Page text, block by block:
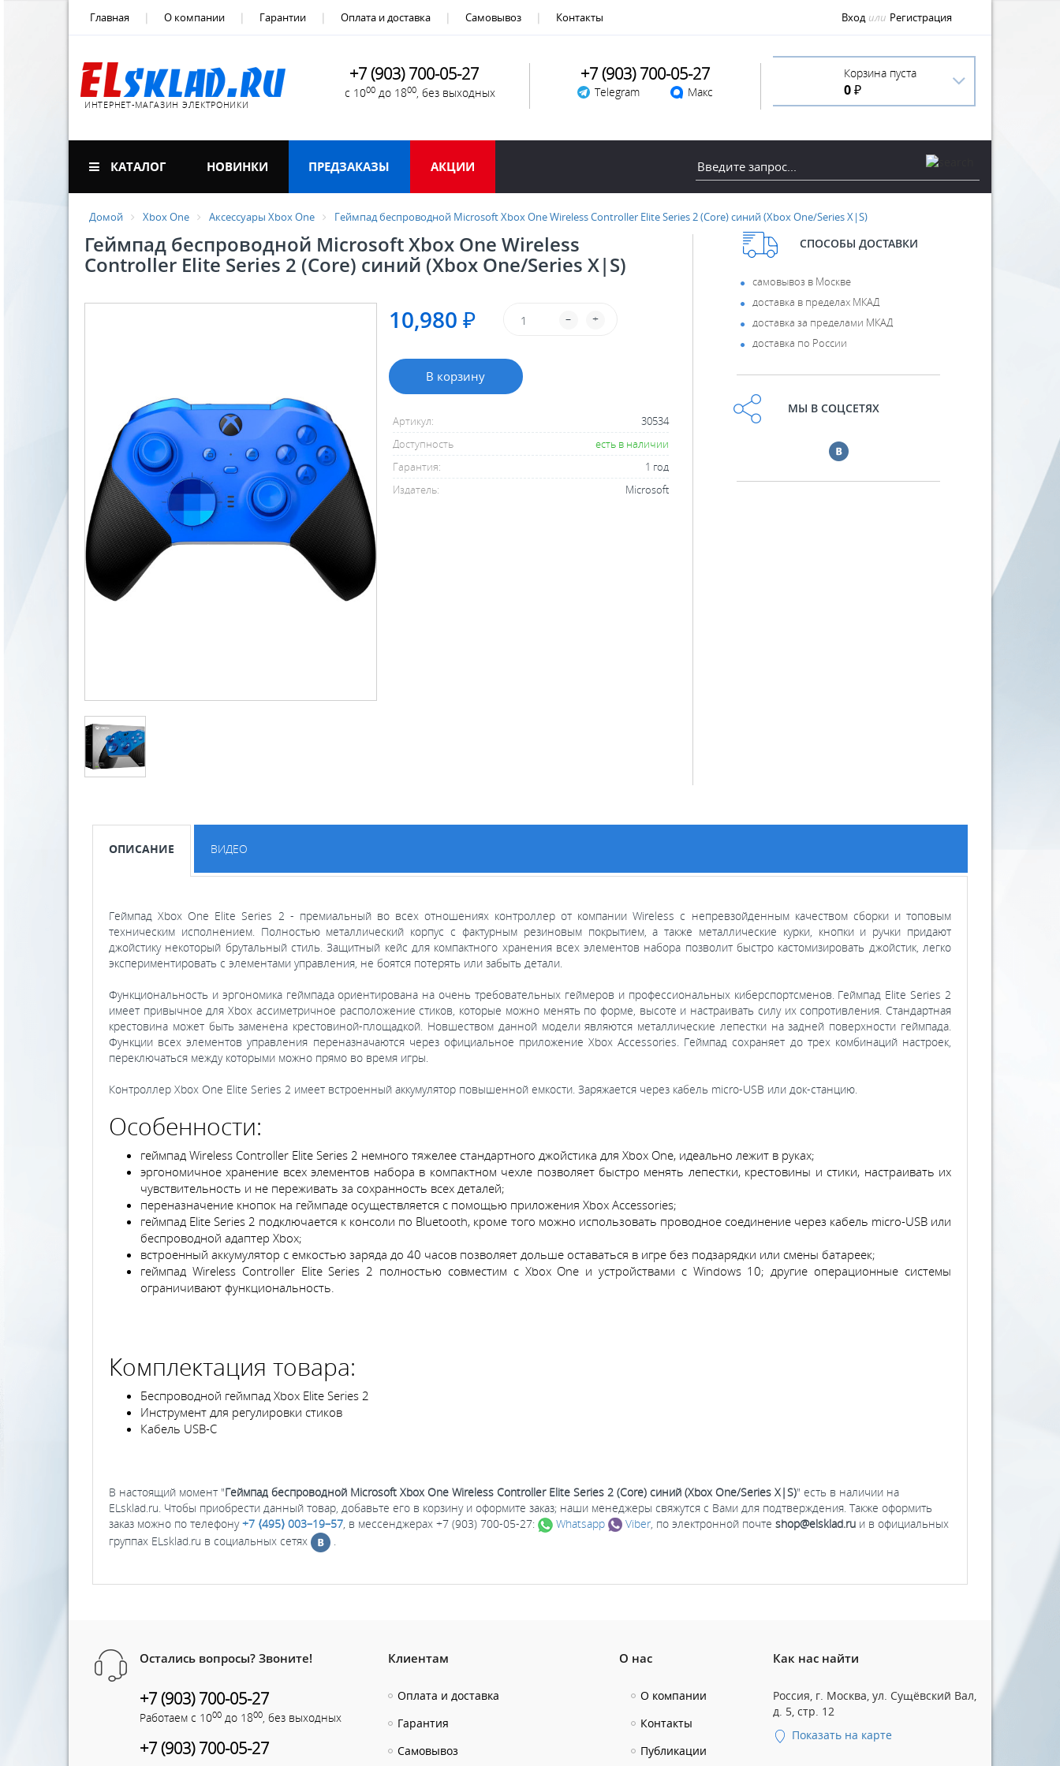
Главная О компании Гарантии Оплата и доставка Самовывоз Контакты Вход или Регистрация
ИНТЕРНЕТ-МАГАЗИН ЭЛЕКТРОНИКИ
+7 (903) 700-05-27
с 1000 до 1800, без выходных
+7 (903) 700-05-27
Telegram Макс
Корзина пуста
0 ₽
КАТАЛОГ НОВИНКИ ПРЕДЗАКАЗЫ АКЦИИ
Домой Xbox One Аксессуары Xbox One Геймпад беспроводной Microsoft Xbox One Wireless Controller Elite Series 2 (Core) синий (Xbox One/Series X|S)
Геймпад беспроводной Microsoft Xbox One Wireless
Controller Elite Series 2 (Core) синий (Xbox One/Series X|S)
10,980 ₽ +
–
В корзину
Артикул:
30534
Доступность
есть в наличии
Гарантия:
1 год
Издатель:
Microsoft
СПОСОБЫ ДОСТАВКИ
самовывоз в Москве
доставка в пределах МКАД
доставка за пределами МКАД
доставка по России
МЫ В СОЦСЕТЯХ
ОПИСАНИЕ ВИДЕО
Геймпад Xbox One Elite Series 2 - премиальный во всех отношениях контроллер от компании Wireless с непревзойденным качеством сборки и топовым
техническим исполнением. Полностью металлический корпус с фактурным резиновым покрытием, а также металлические курки, кнопки и ручки придают
джойстику некоторый брутальный стиль. Защитный кейс для компактного хранения всех элементов набора позволит быстро кастомизировать джойстик, легко
экспериментировать с элементами управления, не боятся потерять или забыть детали.
Функциональность и эргономика геймпада ориентирована на очень требовательных геймеров и профессиональных киберспортсменов. Геймпад Elite Series 2
имеет привычное для Xbox ассиметричное расположение стиков, которые можно менять по форме, высоте и настраивать силу их сопротивления. Стандартная
крестовина может быть заменена крестовиной-площадкой. Новшеством данной модели являются металлические лепестки на задней поверхности геймпада.
Функции всех элементов управления переназначаются через официальное приложение Xbox Accessories. Геймпад сохраняет до трех комбинаций настроек,
переключаться между которыми можно прямо во время игры.
Контроллер Xbox One Elite Series 2 имеет встроенный аккумулятор повышенной емкости. Заряжается через кабель micro-USB или док-станцию.
Особенности:
геймпад Wireless Controller Elite Series 2 немного тяжелее стандартного джойстика для Xbox One, идеально лежит в руках;
эргономичное хранение всех элементов набора в компактном чехле позволяет быстро менять лепестки, крестовины и стики, настраивать их
чувствительность и не переживать за сохранность всех деталей;
переназначение кнопок на геймпаде осуществляется с помощью приложения Xbox Accessories;
геймпад Elite Series 2 подключается к консоли по Bluetooth, кроме того можно использовать проводное соединение через кабель micro-USB или
беспроводной адаптер Xbox;
встроенный аккумулятор с емкостью заряда до 40 часов позволяет дольше оставаться в игре без подзарядки или смены батареек;
геймпад Wireless Controller Elite Series 2 полностью совместим с Xbox One и устройствами с Windows 10; другие операционные системы
ограничивают функциональность.
Комплектация товара:
Беспроводной геймпад Xbox Elite Series 2
Инструмент для регулировки стиков
Кабель USB-C
В настоящий момент "Геймпад беспроводной Microsoft Xbox One Wireless Controller Elite Series 2 (Core) синий (Xbox One/Series X|S)" есть в наличии на
ELsklad.ru. Чтобы приобрести данный товар, добавьте его в корзину и оформите заказ; наши менеджеры свяжутся с Вами для подтверждения. Также оформить
заказ можно по телефону+7 ⟨495⟩ 003–19–57, в мессенджерах +7 (903) 700-05-27: Whatsapp Viber, по электронной почте shop@elsklad.ru и в официальных
группах ELsklad.ru в социальных сетях
.
Остались вопросы? Звоните!
+7 (903) 700-05-27
Работаем с 1000 до 1800 , без выходных
+7 (903) 700-05-27
Клиентам
Оплата и доставка
Гарантия
Самовывоз
О нас
О компании
Контакты
Публикации
Как нас найти
Россия, г. Москва, ул. Сущёвский Вал,
д. 5, стр. 12
Показать на карте